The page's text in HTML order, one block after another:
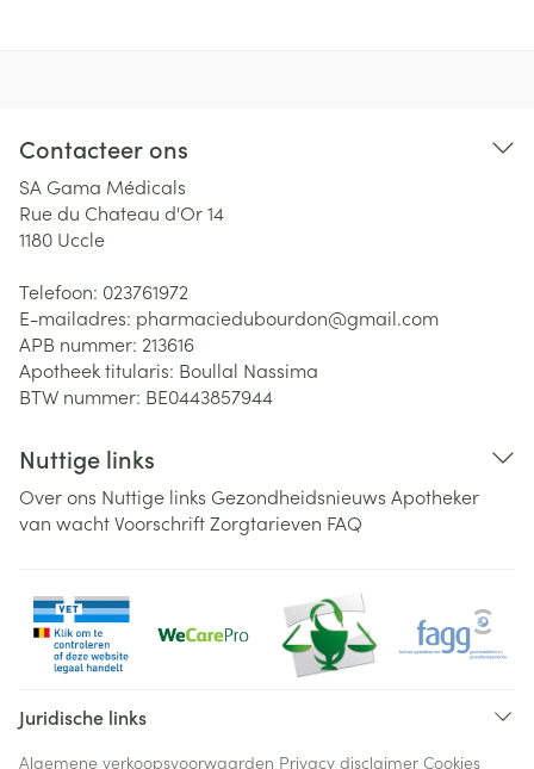
Contacteer ons
SA Gama Médicals
Rue du Chateau d'Or 14
1180 Uccle
Telefoon: 023761972
E-mailadres: pharmaciedubourdon@gmail.com
APB nummer: 213616
Apotheek titularis: Boullal Nassima
BTW nummer: BE0443857944
Nuttige links
Over ons Nuttige links Gezondheidsnieuws Apotheker
van wachtVoorschriftZorgtarieven FAQ
Juridische links
Algemene verkoopsvoorwaarden Privacy disclaimer Cookies